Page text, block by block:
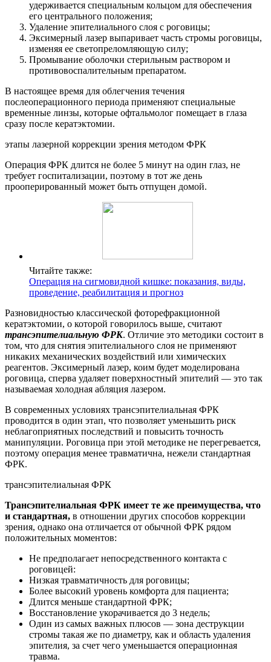
удерживается специальным кольцом для обеспечения
его центрального положения;
Удаление эпителиального слоя с роговицы;
Эксимерный лазер выпаривает часть стромы роговицы,
изменяя ее светопреломляющую силу;
Промывание оболочки стерильным раствором и
противовоспалительным препаратом.
В настоящее время для облегчения течения
послеоперационного периода применяют специальные
временные линзы, которые офтальмолог помещает в глаза
сразу после кератэктомии.
этапы лазерной коррекции зрения методом ФРК
Операция ФРК длится не более 5 минут на один глаз, не
требует госпитализации, поэтому в тот же день
прооперированный может быть отпущен домой.
Читайте также:
Операция на сигмовидной кишке: показания, виды,
проведение, реабилитация и прогноз
Разновидностью классической фоторефракционной
кератэктомии, о которой говорилось выше, считают
трансэпителиальную ФРК. Отличие это методики состоит в
том, что для снятия эпителиального слоя не применяют
никаких механических воздействий или химических
реагентов. Эксимерный лазер, коим будет моделирована
роговица, сперва удаляет поверхностный эпителий — это так
называемая холодная абляция лазером.
В современных условиях трансэпителиальная ФРК
проводится в один этап, что позволяет уменьшить риск
неблагоприятных последствий и повысить точность
манипуляции. Роговица при этой методике не перегревается,
поэтому операция менее травматична, нежели стандартная
ФРК.
трансэпителиальная ФРК
Трансэпителиальная ФРК имеет те же преимущества, что
и стандартная, в отношении других способов коррекции
зрения, однако она отличается от обычной ФРК рядом
положительных моментов:
Не предполагает непосредственного контакта с
роговицей:
Низкая травматичность для роговицы;
Более высокий уровень комфорта для пациента;
Длится меньше стандартной ФРК;
Восстановление укорачивается до 3 недель;
Один из самых важных плюсов — зона деструкции
стромы такая же по диаметру, как и область удаления
эпителия, за счет чего уменьшается операционная
травма.